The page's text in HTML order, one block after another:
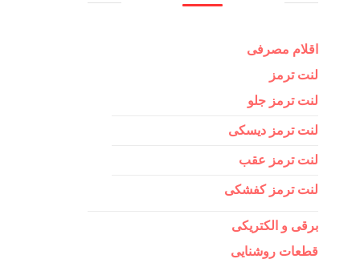
اقلام مصرفی
لنت ترمز
لنت ترمز جلو
لنت ترمز دیسکی
لنت ترمز عقب
لنت ترمز کفشکی
برقی و الکتریکی
قطعات روشنایی